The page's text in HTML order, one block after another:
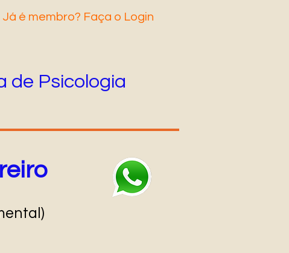
Já é membro? Faça o Login
de Psicologia